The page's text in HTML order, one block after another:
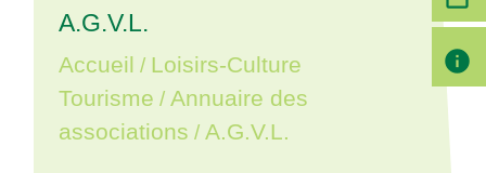
A.G.V.L.
Accueil / Loisirs-Culture
Tourisme / Annuaire des
associations / A.G.V.L.
info